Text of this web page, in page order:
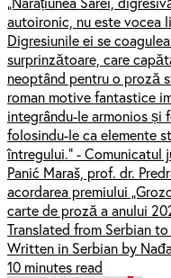
autoironic, nu este vocea
Digresiunile ei se
surprinzătoare, care
neoptând pentru o proză
roman motive fantastice
integrându-le armonios și
folosindu-le ca elemente
întregului.” - Comunicatul
Panić Maraš, prof. dr.
acordarea premiului
carte de proză a anului
Translated from Serbian
Written in Serbian by
10 minutes read